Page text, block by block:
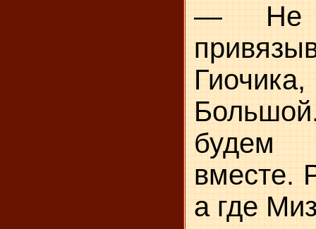
— Не
будем
вместе.
а где